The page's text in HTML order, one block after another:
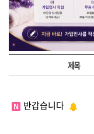
제목
N 반갑습니다